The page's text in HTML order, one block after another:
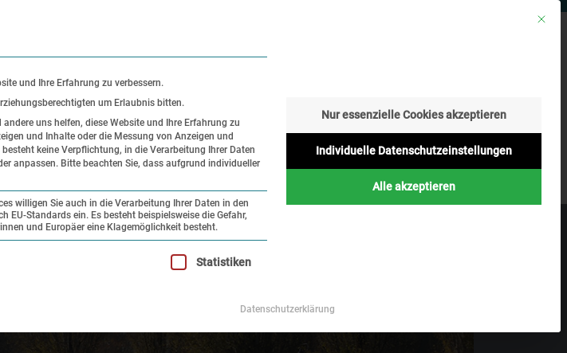
Forschung und
Sammlung
Geschichte
Online
Aktuelles
Mit
und Ihre Erfahrung zu verbessern.
um Erlaubnis bitten.
uns helfen, diese Website und Ihre Erfahrung zu
und Inhalte oder die Messung von Anzeigen und
besteht keine Verpflichtung, in die Verarbeitung Ihrer Daten
anpassen. Bitte beachten Sie, dass aufgrund individueller
willigen Sie auch in die Verarbeitung Ihrer Daten in den
EU-Standards ein. Es besteht beispielsweise die Gefahr,
und Europäer eine Klagemöglichkeit besteht.
erste Service-Gruppe ist essenziell und kann nicht abgewählt werden.
Statistiken
Nur essenzielle Cookies akzeptieren
Individuelle Datenschutzeinstellungen
Alle akzeptieren
Datenschutzerklärung